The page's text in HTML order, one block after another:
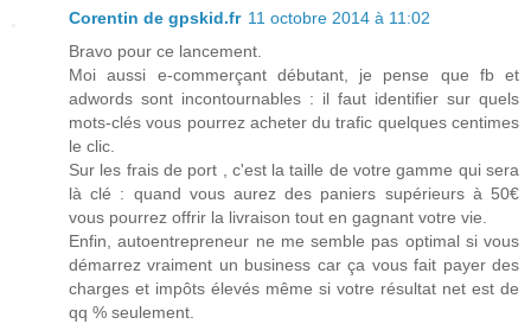
Corentin de gpskid.fr 11 octobre 2014 à 11:02
Bravo pour ce lancement.
Moi aussi e-commerçant débutant, je pense que fb et
adwords sont incontournables : il faut identifier sur quels
mots-clés vous pourrez acheter du trafic quelques centimes
le clic.
Sur les frais de port , c'est la taille de votre gamme qui sera
là clé : quand vous aurez des paniers supérieurs à 50€
vous pourrez offrir la livraison tout en gagnant votre vie.
Enfin, autoentrepreneur ne me semble pas optimal si vous
démarrez vraiment un business car ça vous fait payer des
charges et impôts élevés même si votre résultat net est de
qq % seulement.